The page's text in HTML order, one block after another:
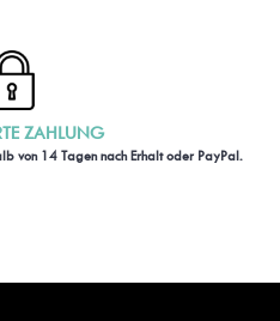
ZAHLUNG
von 14 Tagen nach Erhalt oder PayPal.